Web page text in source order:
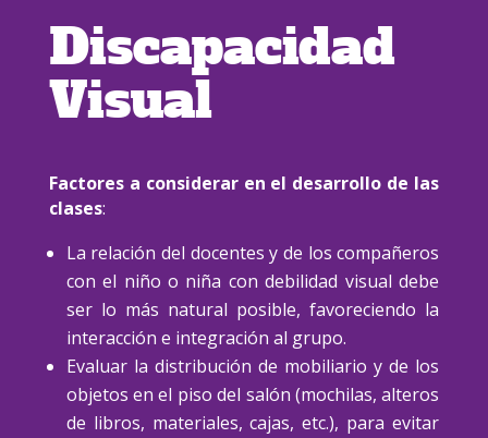
Discapacidad
Visual
Factores a considerar en el desarrollo de las
clases:
La relación del docentes y de los compañeros
con el niño o niña con debilidad visual debe
ser lo más natural posible, favoreciendo la
interacción e integración al grupo.
Evaluar la distribución de mobiliario y de los
objetos en el piso del salón (mochilas, alteros
de libros, materiales, cajas, etc.), para evitar